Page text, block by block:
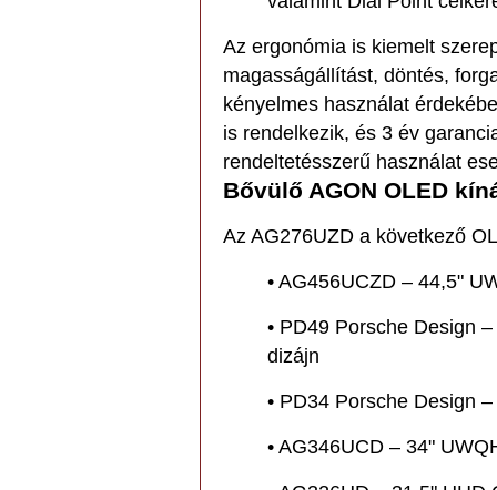
Az ergonómia is kiemelt
magasságállítást, döntés,
kényelmes használat
is rendelkezik, és 3 év
rendeltetésszerű használat
Bővülő AGON OLED
Az AG276UZD a következő
• AG456UCZD – 44,5"
• PD49 Porsche Design
dizájn
• PD34 Porsche Design
• AG346UCD – 34"